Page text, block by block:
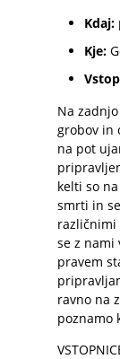
Kdaj:
Kje:
Na
grobov in
na pot
kelti so
smrti in
različnimi
se z nami
pravem
ravno na
poznamo